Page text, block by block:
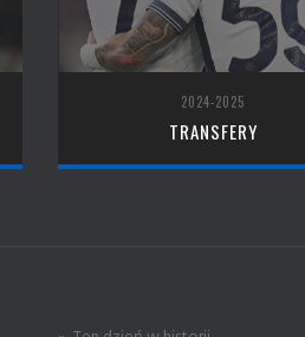
2024-2025
TRANSFERY